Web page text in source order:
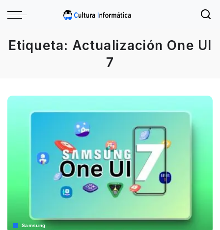
Etiqueta: Actualización One UI
7
Samsung